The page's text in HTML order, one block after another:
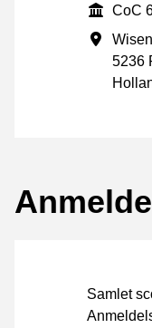
CoC
CoC
5236
Samlet